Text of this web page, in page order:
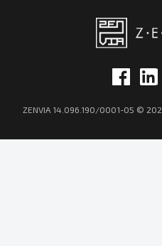
ZENVIA 14.096.190/0001-05 ©